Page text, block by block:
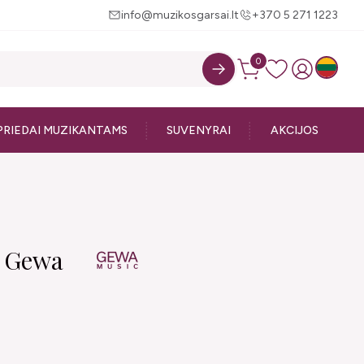
info@muzikosgarsai.lt +370 5 271 1223
0
MUZIKANTAMS SUVENYRAI AKCIJOS